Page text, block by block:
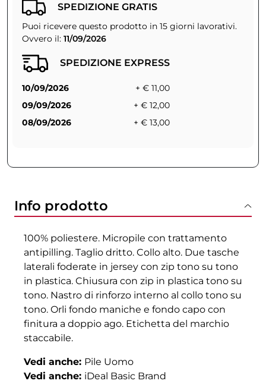
SPEDIZIONE GRATIS
Puoi ricevere questo prodotto in 15 giorni lavorativi.
Ovvero il: 11/09/2026
SPEDIZIONE EXPRESS
10/09/2026
+ € 11,00
09/09/2026
+ € 12,00
08/09/2026
+ € 13,00
Info prodotto
100% poliestere. Micropile con trattamento
antipilling. Taglio dritto. Collo alto. Due tasche
laterali foderate in jersey con zip tono su tono
in plastica. Chiusura con zip in plastica tono su
tono. Nastro di rinforzo interno al collo tono su
tono. Orli fondo maniche e fondo capo con
finitura a doppio ago. Etichetta del marchio
staccabile.
Vedi anche: Pile Uomo
Vedi anche: iDeal Basic Brand